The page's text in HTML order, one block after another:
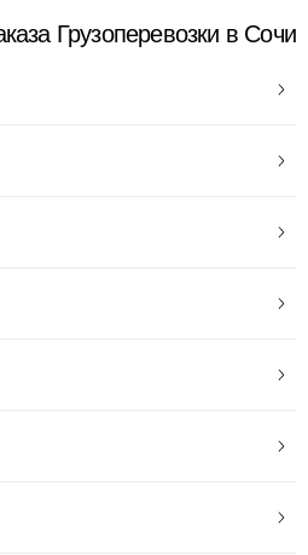
Грузоперевозки в Сочи